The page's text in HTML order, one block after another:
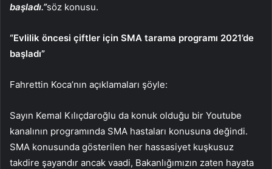
başladı.”söz konusu.
“Evlilik öncesi çiftler için SMA tarama programı 2021’de
başladı”
Fahrettin Koca’nın açıklamaları şöyle:
Sayın Kemal Kılıçdaroğlu da konuk olduğu bir Youtube
kanalının programında SMA hastaları konusuna değindi.
SMA konusunda gösterilen her hassasiyet kuşkusuz
takdire şayandır ancak vaadi, Bakanlığımızın zaten hayata